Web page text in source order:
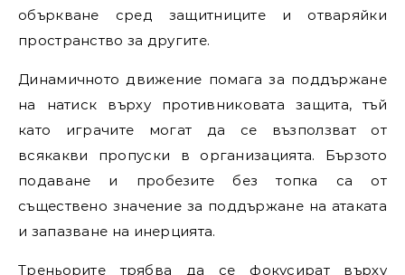
объркване сред защитниците и отваряйки
пространство за другите.
Динамичното движение помага за поддържане
на натиск върху противниковата защита, тъй
като играчите могат да се възползват от
всякакви пропуски в организацията. Бързото
подаване и пробезите без топка са от
съществено значение за поддържане на атаката
и запазване на инерцията.
Треньорите трябва да се фокусират върху